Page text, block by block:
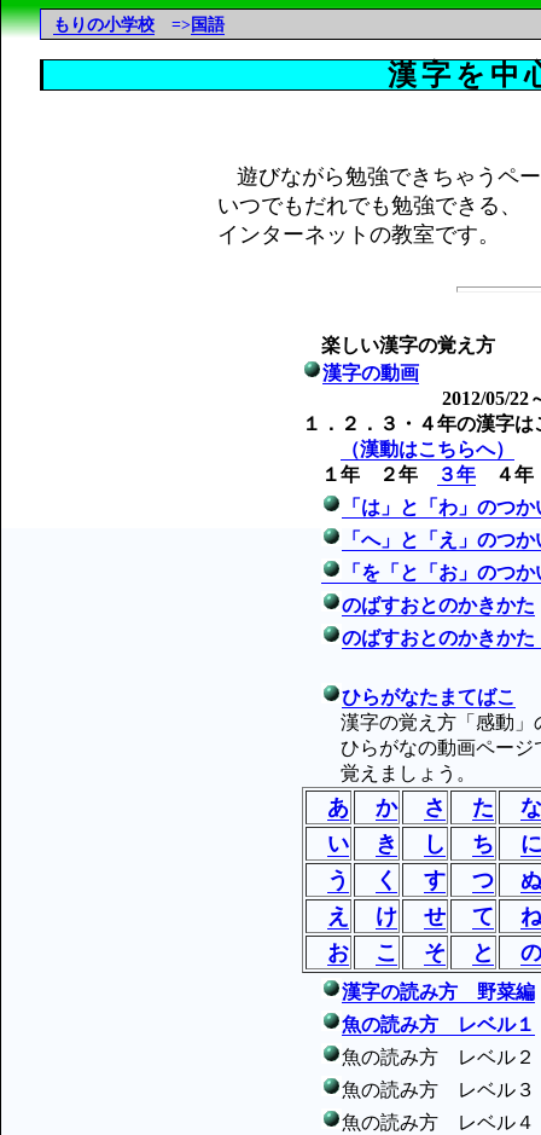
もりの小学校 =>国語
漢字を中
遊びながら勉強できちゃうペ
いつでもだれでも勉強できる、
インターネットの教室です。
楽しい漢字の覚え方
漢字の動画
2012/05/22
１．２．３・４年の漢字
（漢動はこちらへ）
１年 ２年
３年４
「は」と「わ」のつ
「へ」と「え」のつ
「を「と「お」のつ
のばすおとのかきかた
のばすおとのかきか
ひらがなたまてばこ
漢字の覚え方「感動」
ひらがなの動画ページ
覚えましょう。
あ か さ た
な
い
き し ち
に
う
く す つ
ぬ
え
け せ て
ね
お
こ そ と の
漢字の読み方 野菜編
魚の読み方 レベル１
魚の読み方 レベル２
魚の読み方 レベル３
魚の読み方 レベル４